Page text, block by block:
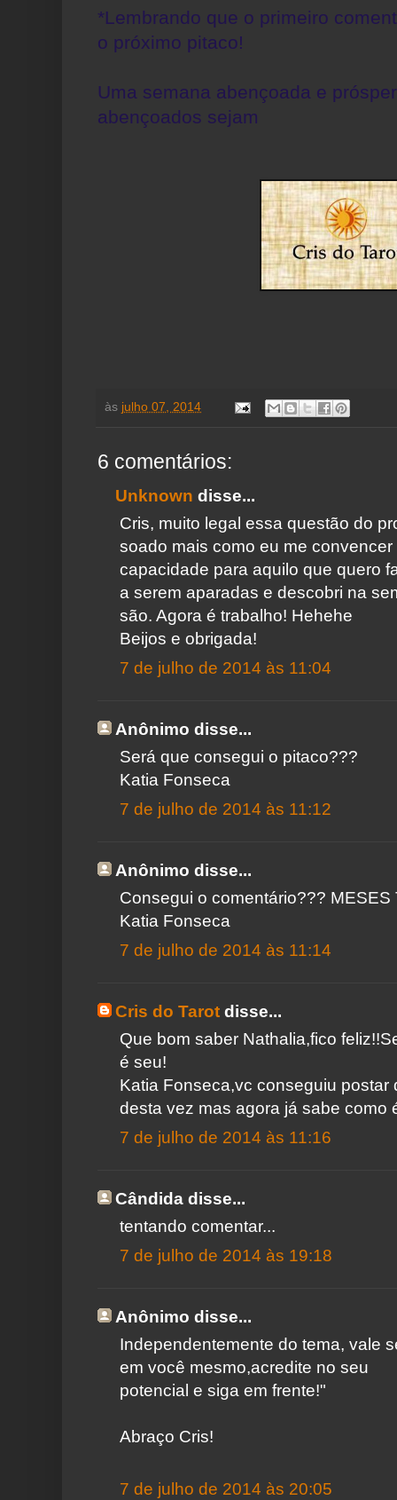
*Lembrando que o primeiro
o próximo pitaco!
Uma semana abençoada e
abençoados sejam
às julho 07, 2014
6 comentários:
Unknown disse...
Cris, muito legal essa questão do
soado mais como eu me
capacidade para aquilo que quero
a serem aparadas e descobri na
são. Agora é trabalho! Hehehe
Beijos e obrigada!
7 de julho de 2014 às 11:04
Anônimo disse...
Será que consegui o pitaco???
Katia Fonseca
7 de julho de 2014 às 11:12
Anônimo disse...
Consegui o comentário??? MESES
Katia Fonseca
7 de julho de 2014 às 11:14
Cris do Tarot disse...
Que bom saber Nathalia,fico
é seu!
Katia Fonseca,vc conseguiu postar
desta vez mas agora já sabe como
7 de julho de 2014 às 11:16
Cândida disse...
tentando comentar...
7 de julho de 2014 às 19:18
Anônimo disse...
Independentemente do tema, vale
em você mesmo,acredite no seu
potencial e siga em frente!"
Abraço Cris!
7 de julho de 2014 às 20:05